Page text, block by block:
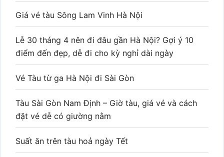
Giá vé tàu Sông Lam Vinh Hà Nội
Lễ 30 tháng 4 nên đi đâu gần Hà Nội? Gợi ý 10
điểm đến đẹp, dễ đi cho kỳ nghỉ dài ngày
Vé Tàu từ ga Hà Nội đi Sài Gòn
Tàu Sài Gòn Nam Định – Giờ tàu, giá vé và cách
đặt vé dễ có giường nằm
Suất ăn trên tàu hoả ngày Tết